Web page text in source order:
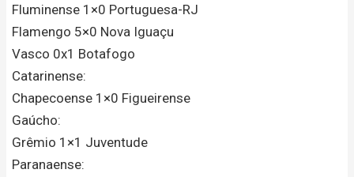
Fluminense 1×0 Portuguesa-RJ
Flamengo 5×0 Nova Iguaçu
Vasco 0x1 Botafogo
Catarinense:
Chapecoense 1×0 Figueirense
Gaúcho:
Grêmio 1×1 Juventude
Paranaense: